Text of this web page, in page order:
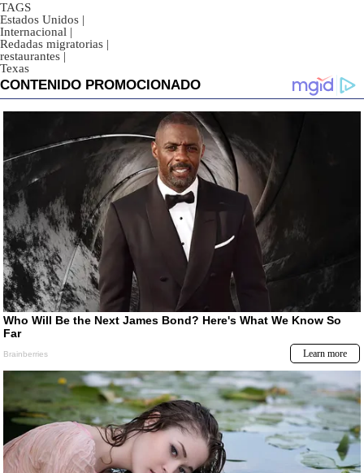
TAGS
Estados Unidos |
Internacional |
Redadas migratorias |
restaurantes |
Texas